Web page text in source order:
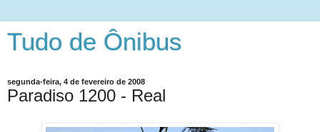
Tudo de Ônibus
segunda-feira, 4 de fevereiro de 2008
Paradiso 1200 - Real